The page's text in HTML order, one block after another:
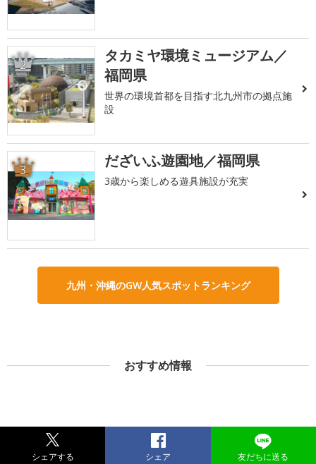
2
タカミヤ環境ミュージアム／
福岡県
世界の環境首都を目指す北九州市の拠点施
設
3 だざいふ遊園地／福岡県
3歳から楽しめる遊具施設が充実
九州・沖縄のGW人気スポットランキング
おすすめ情報
シェアする シェア 友だちに送る